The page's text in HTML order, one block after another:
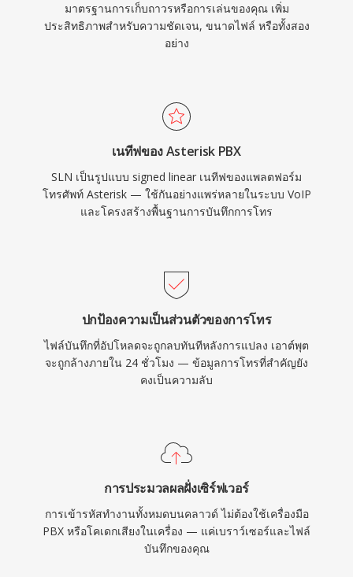
มาตรฐานการเก็บถาวรหรือการเล่นของคุณ เพิ่ม
ประสิทธิภาพสำหรับความชัดเจน, ขนาดไฟล์ หรือทั้งสอง
อย่าง
เนทีฟของ Asterisk PBX
SLN เป็นรูปแบบ signed linear เนทีฟของแพลตฟอร์ม
โทรศัพท์ Asterisk — ใช้กันอย่างแพร่หลายในระบบ VoIP
และโครงสร้างพื้นฐานการบันทึกการโทร
ปกป้องความเป็นส่วนตัวของการโทร
ไฟล์บันทึกที่อัปโหลดจะถูกลบทันทีหลังการแปลง เอาต์พุต
จะถูกล้างภายใน 24 ชั่วโมง — ข้อมูลการโทรที่สำคัญยัง
คงเป็นความลับ
การประมวลผลฝั่งเซิร์ฟเวอร์
การเข้ารหัสทำงานทั้งหมดบนคลาวด์ ไม่ต้องใช้เครื่องมือ
PBX หรือโคเดกเสียงในเครื่อง — แค่เบราว์เซอร์และไฟล์
บันทึกของคุณ